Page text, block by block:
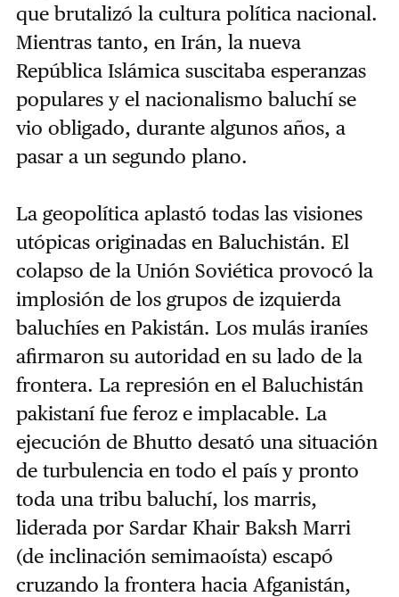
que brutalizó la cultura política nacional.
Mientras tanto, en Irán, la nueva
República Islámica suscitaba esperanzas
populares y el nacionalismo baluchí se
vio obligado, durante algunos años, a
pasar a un segundo plano.
La geopolítica aplastó todas las visiones
utópicas originadas en Baluchistán. El
colapso de la Unión Soviética provocó la
implosión de los grupos de izquierda
baluchíes en Pakistán. Los mulás iraníes
afirmaron su autoridad en su lado de la
frontera. La represión en el Baluchistán
pakistaní fue feroz e implacable. La
ejecución de Bhutto desató una situación
de turbulencia en todo el país y pronto
toda una tribu baluchí, los marris,
liderada por Sardar Khair Baksh Marri
(de inclinación semimaoísta) escapó
cruzando la frontera hacia Afganistán,